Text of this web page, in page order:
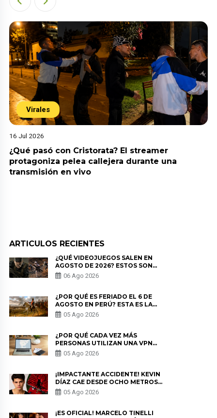
Virales
06 Jul 2026
¡Inesperado! Daddy Yankee apuesta por la
gastronomía peruana con una anticuchería en
Nueva York
ARTICULOS RECIENTES
¿QUÉ VIDEOJUEGOS SALEN EN
AGOSTO DE 2026? ESTOS SON
LOS ESTRENOS MÁS ESPERADOS
06 Ago 2026
¿POR QUÉ ES FERIADO EL 6 DE
AGOSTO EN PERÚ? ESTA ES LA
HISTORIA
05 Ago 2026
¿POR QUÉ CADA VEZ MÁS
PERSONAS UTILIZAN UNA VPN
PARA PROTEGER SU
PRIVACIDAD?
05 Ago 2026
¡IMPACTANTE ACCIDENTE! KEVIN
DÍAZ CAE DESDE OCHO METROS
EN “ESTO ES GUERRA” Y GENERA
PREOCUPACIÓN
05 Ago 2026
¡ES OFICIAL! MARCELO TINELLI